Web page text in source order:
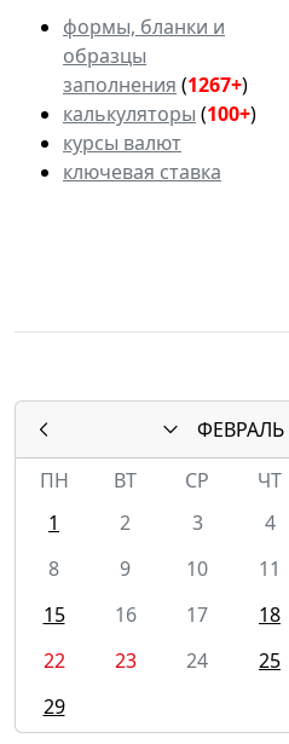
формы, бланки и
образцы
заполнения (1267+)
калькуляторы (100+)
курсы валют
ключевая ставка
ФЕВРАЛЬ
ПН
ВТ СР ЧТ
1
2 3 4
8
9 10 11
15
16 17 18
22
23 24 25
29